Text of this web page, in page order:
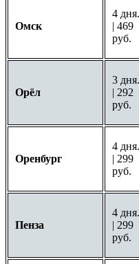
Омск
4 дня.
| 469
руб.
Орёл
3 дня.
| 292
руб.
Оренбург
4 дня.
| 299
руб.
Пенза
4 дня.
| 299
руб.